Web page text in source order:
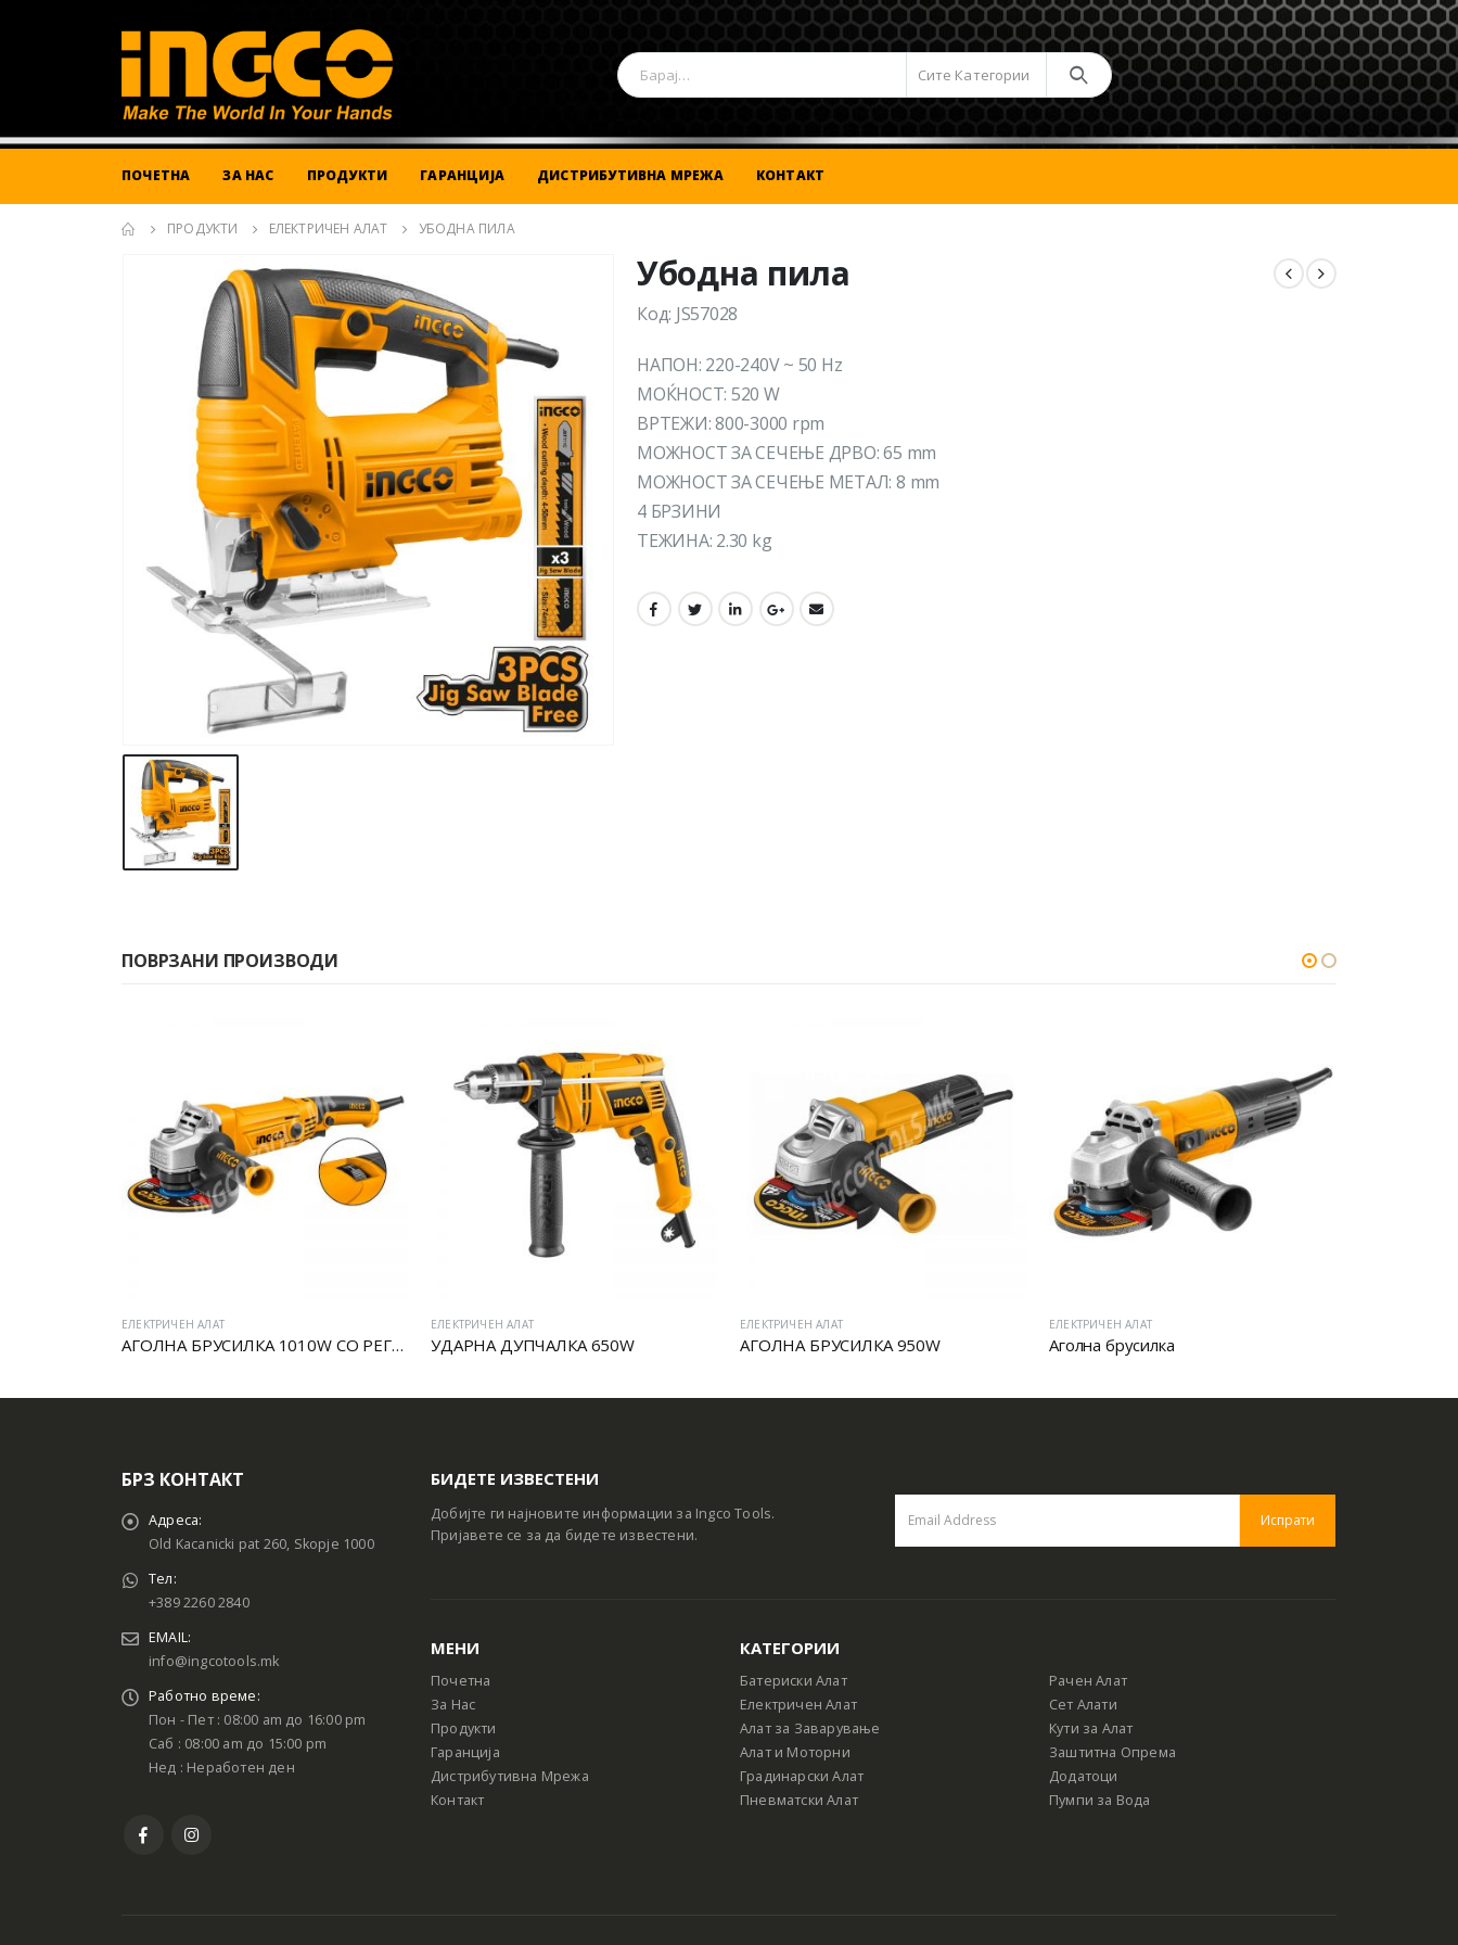
Сите Категории
ПОЧЕТНА ЗА НАС ПРОДУКТИ ГАРАНЦИЈА ДИСТРИБУТИВНА МРЕЖА КОНТАКТ
ПРОДУКТИ ЕЛЕКТРИЧЕН АЛАТ УБОДНА ПИЛА
Убодна пила
Код: JS57028
НАПОН: 220-240V ~ 50 Hz
МОЌНОСТ: 520 W
ВРТЕЖИ: 800-3000 rpm
МОЖНОСТ ЗА СЕЧЕЊЕ ДРВО: 65 mm
МОЖНОСТ ЗА СЕЧЕЊЕ МЕТАЛ: 8 mm
4 БРЗИНИ
ТЕЖИНА: 2.30 kg
ПОВРЗАНИ ПРОИЗВОДИ
ЕЛЕКТРИЧЕН АЛАТ
АГОЛНА БРУСИЛКА 1010W СО РЕГУЛАТОР
ЕЛЕКТРИЧЕН АЛАТ
УДАРНА ДУПЧАЛКА 650W
ЕЛЕКТРИЧЕН АЛАТ
АГОЛНА БРУСИЛКА 950W
ЕЛЕКТРИЧЕН АЛАТ
Аголна брусилка
БРЗ КОНТАКТ
Адреса:
Old Kacanicki pat 260, Skopje 1000
Тел:
+389 2260 2840
EMAIL:
info@ingcotools.mk
Работно време:
Пон - Пет : 08:00 am до 16:00 pm
Саб : 08:00 am до 15:00 pm
Нед : Неработен ден
БИДЕТЕ ИЗВЕСТЕНИ
Добијте ги најновите информации за Ingco Tools.
Пријавете се за да бидете известени.
МЕНИ
Почетна
За Нас
Продукти
Гаранција
Дистрибутивна Мрежа
Контакт
КАТЕГОРИИ
Батериски Алат
Електричен Алат
Алат за Заварување
Алат и Моторни
Градинарски Алат
Пневматски Алат
Рачен Алат
Сет Алати
Кути за Алат
Заштитна Опрема
Додатоци
Пумпи за Вода